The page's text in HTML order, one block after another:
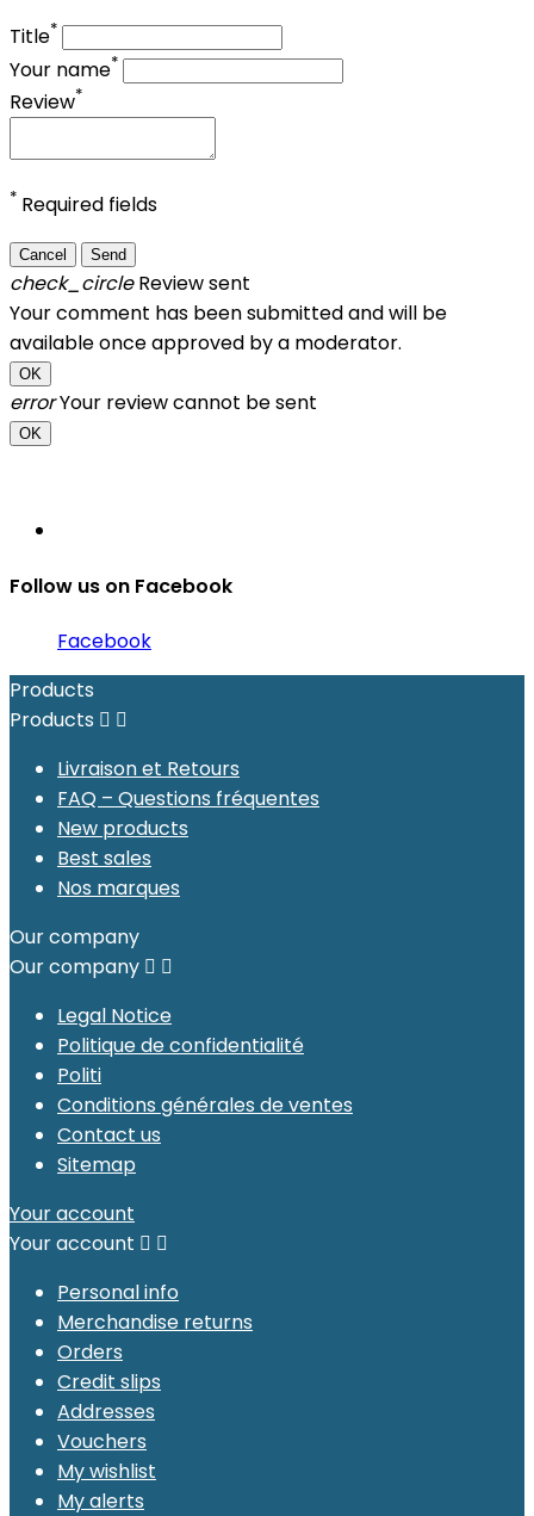
Title*
Your name*
Review*
* Required fields
Cancel Send
check_circleReview sent
Your comment has been submitted and will be
available once approved by a moderator.
OK
errorYour review cannot be sent
OK
Follow us on Facebook
Facebook
Products
Products  
Livraison et Retours
FAQ – Questions fréquentes
New products
Best sales
Nos marques
Our company
Our company  
Legal Notice
Politique de confidentialité
Politi
Conditions générales de ventes
Contact us
Sitemap
Your account
Your account  
Personal info
Merchandise returns
Orders
Credit slips
Addresses
Vouchers
My wishlist
My alerts